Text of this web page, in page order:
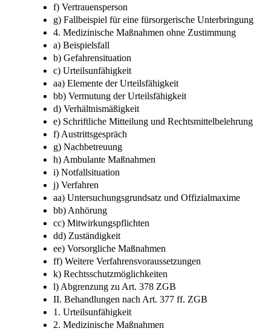
f) Vertrauensperson
g) Fallbeispiel für eine fürsorgerische Unterbringung
4. Medizinische Maßnahmen ohne Zustimmung
a) Beispielsfall
b) Gefahrensituation
c) Urteilsunfähigkeit
aa) Elemente der Urteilsfähigkeit
bb) Vermutung der Urteilsfähigkeit
d) Verhältnismäßigkeit
e) Schriftliche Mitteilung und Rechtsmittelbelehrung
f) Austrittsgespräch
g) Nachbetreuung
h) Ambulante Maßnahmen
i) Notfallsituation
j) Verfahren
aa) Untersuchungsgrundsatz und Offizialmaxime
bb) Anhörung
cc) Mitwirkungspflichten
dd) Zuständigkeit
ee) Vorsorgliche Maßnahmen
ff) Weitere Verfahrensvoraussetzungen
k) Rechtsschutzmöglichkeiten
l) Abgrenzung zu Art. 378 ZGB
II. Behandlungen nach Art. 377 ff. ZGB
1. Urteilsunfähigkeit
2. Medizinische Maßnahmen